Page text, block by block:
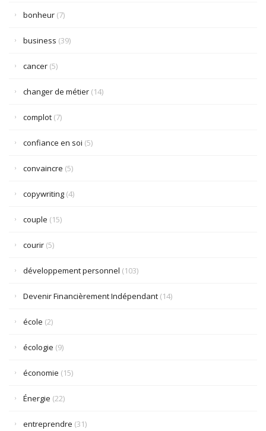
bonheur (7)
business (39)
cancer (5)
changer de métier (14)
complot (7)
confiance en soi (5)
convaincre (5)
copywriting (4)
couple (15)
courir (5)
développement personnel (103)
Devenir Financièrement Indépendant (14)
école (2)
écologie (9)
économie (15)
Énergie (22)
entreprendre (31)